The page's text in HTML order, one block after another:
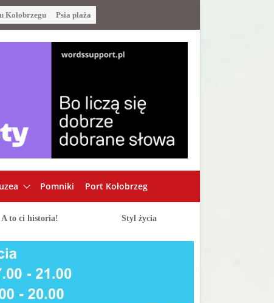
Kołobrzegu Psia plaża
Pomniki Port Kołobrzeg
A to ci historia! Styl życia